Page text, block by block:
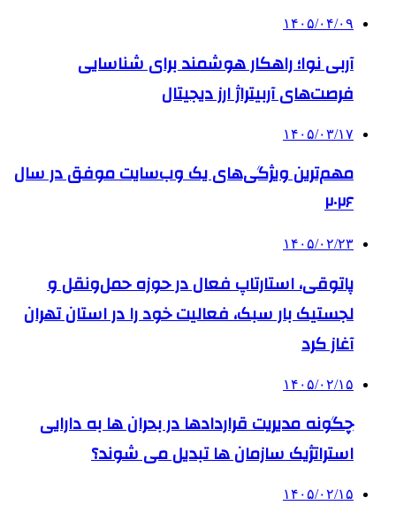
۱۴۰۵/۰۴/۰۹
آربی نوا؛ راهکار هوشمند برای شناسایی
فرصت‌های آربیتراژ ارز دیجیتال
۱۴۰۵/۰۳/۱۷
مهم‌ترین ویژگی‌های یک وب‌سایت موفق در سال
۲۰۲۶
۱۴۰۵/۰۲/۲۳
پاتوقی، استارتاپ فعال در حوزه حمل‌ونقل و
لجستیک بار سبک، فعالیت خود را در استان تهران
آغاز کرد
۱۴۰۵/۰۲/۱۵
چگونه مدیریت قراردادها در بحران ها به دارایی
استراتژیک سازمان ها تبدیل می شوند؟
۱۴۰۵/۰۲/۱۵